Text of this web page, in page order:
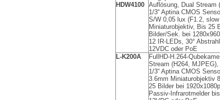
HDW4100 Auflösung, Dual Stream
1/3“ Aptina CMOS
S/W 0,05 lux (F1.2,
Miniaturobjektiv, Bis 25
Bilder/Sek. bei
12 IR-LEDs, 30°
12VDC oder PoE
L-K200A
FullHD-H.264-
Stream (H264,
1/3“ Aptina CMOS
3.6mm Miniaturobjektiv
25 Bilder bei
Passiv-Infrarotmelder